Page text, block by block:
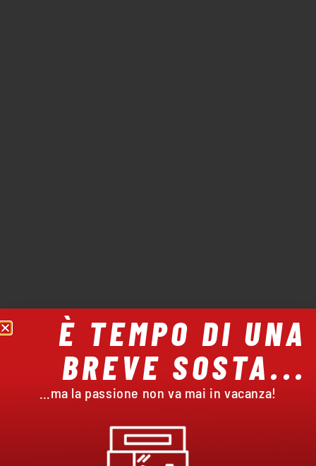
È TEMPO DI UNA
BREVE SOSTA...
…ma la passione non va mai in vacanza!